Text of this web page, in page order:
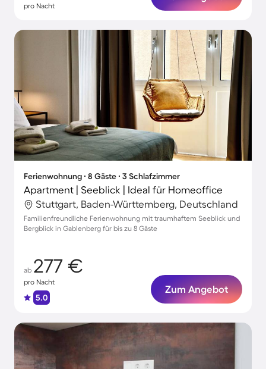
pro Nacht
Ferienwohnung ∙ 8 Gäste ∙ 3 Schlafzimmer
Apartment | Seeblick | Ideal für Homeoffice
Stuttgart, Baden-Württemberg, Deutschland
Familienfreundliche Ferienwohnung mit traumhaftem Seeblick und
Bergblick in Gablenberg für bis zu 8 Gäste
ab 277 €
pro Nacht
5.0
Zum Angebot